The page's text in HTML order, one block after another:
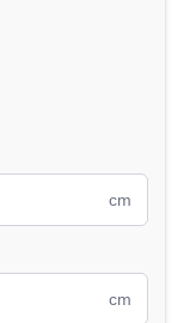
cm
cm